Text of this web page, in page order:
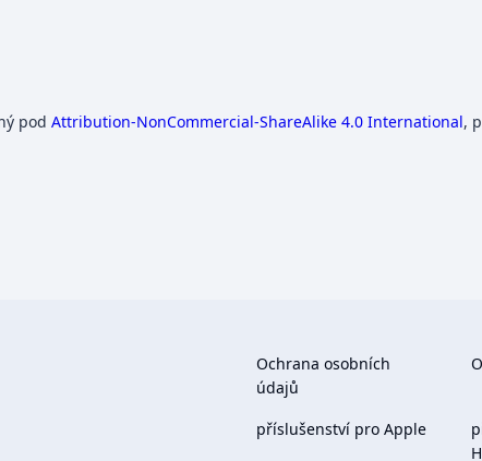
pod Attribution-NonCommercial-ShareAlike 4.0 International,
Ochrana osobních
údajů
příslušenství pro Apple